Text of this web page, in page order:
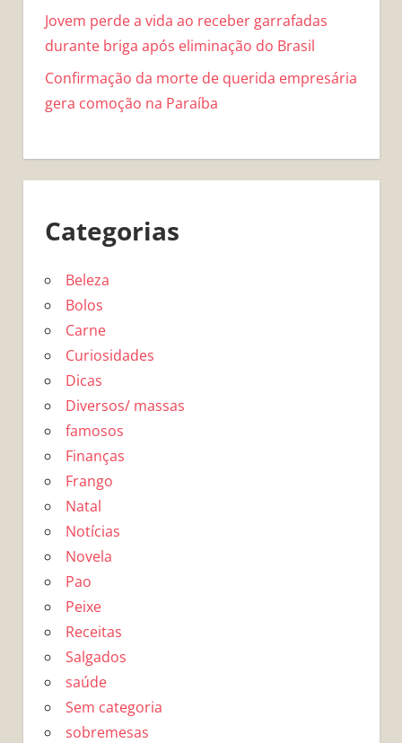
Jovem perde a vida ao receber garrafadas
durante briga após eliminação do Brasil
Confirmação da morte de querida empresária
gera comoção na Paraíba
Categorias
Beleza
Bolos
Carne
Curiosidades
Dicas
Diversos/ massas
famosos
Finanças
Frango
Natal
Notícias
Novela
Pao
Peixe
Receitas
Salgados
saúde
Sem categoria
sobremesas